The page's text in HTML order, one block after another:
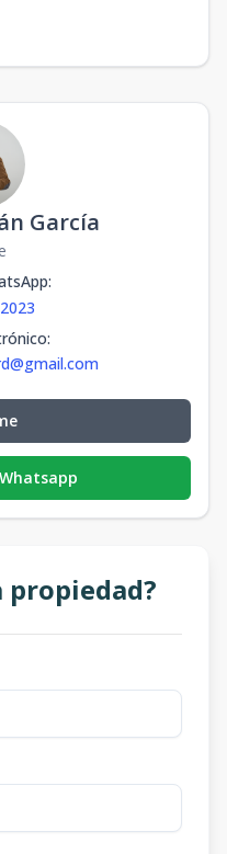
García
:
:
propiedad?